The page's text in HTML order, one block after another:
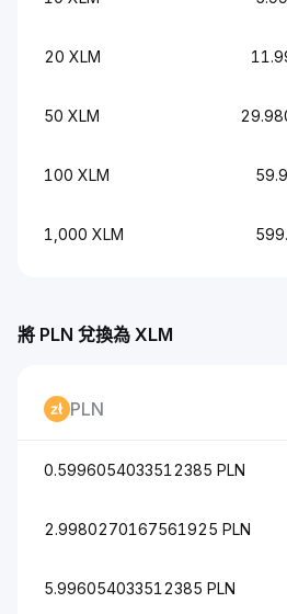
20 XLM
50 XLM
100 XLM
1,000 XLM
將 PLN 兌換為 XLM
PLN
0.5996054033512385 PLN
2.9980270167561925 PLN
5.996054033512385 PLN